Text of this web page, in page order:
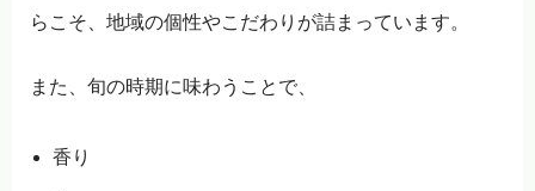
らこそ、地域の個性やこだわりが詰まっています。
また、旬の時期に味わうことで、
香り